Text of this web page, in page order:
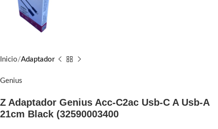
Inicio Adaptador
Genius
Z Adaptador Genius Acc-C2ac Usb-C A Usb-A
21cm Black (32590003400